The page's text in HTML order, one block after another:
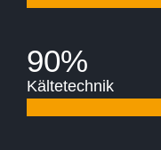
90%
Kältetechnik